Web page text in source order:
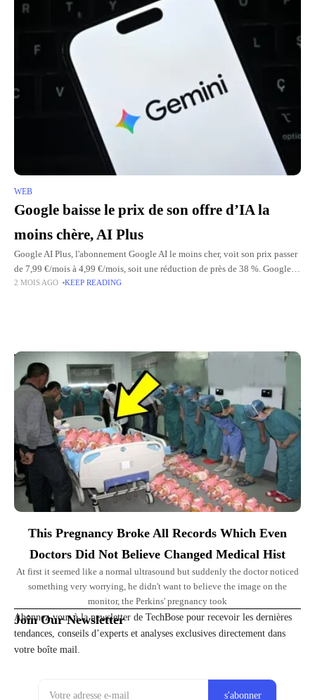
WEB
Google baisse le prix de son offre d’IA la
moins chère, AI Plus
Google AI Plus, l'abonnement Google AI le moins cher, voit son prix passer
de 7,99 €/mois à 4,99 €/mois, soit une réduction de près de 38 %. Google
en profite
2 MOIS AGO KEEP READING
Top Picks for You
This Pregnancy Broke All Records Which Even
Doctors Did Not Believe Changed Medical Hist
At first it seemed like a normal ultrasound but suddenly the doctor noticed
something very worrying, he didn't want to believe the image on the
monitor, the Perkins' pregnancy took
Join Our Newsletter
Abonnez-vous à la newsletter de TechBose pour recevoir les dernières
tendances, conseils d’experts et analyses exclusives directement dans
votre boîte mail.